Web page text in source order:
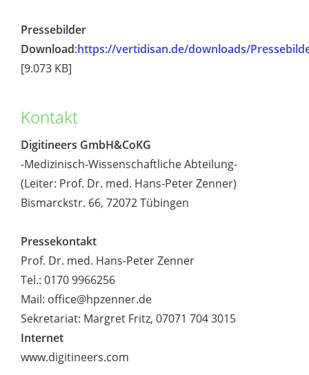
Pressebilder
Download:https://vertidisan.de/downloads/
[9.073 KB]
Kontakt
Digitineers GmbH&CoKG
-Medizinisch-Wissenschaftliche Abteilung-
(Leiter: Prof. Dr. med. Hans-Peter Zenner)
Bismarckstr. 66, 72072 Tübingen
Pressekontakt
Prof. Dr. med. Hans-Peter Zenner
Tel.: 0170 9966256
Mail: office@hpzenner.de
Sekretariat: Margret Fritz, 07071 704 3015
Internet
www.digitineers.com